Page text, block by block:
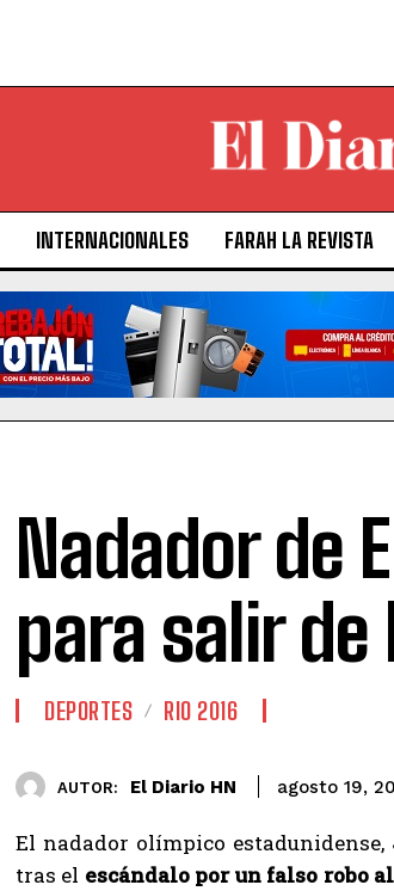
INTERNACIONALES FARAH LA REVISTA
Nadador de
para salir de
DEPORTES RIO 2016
AUTOR: El Diario HN agosto 19,
El nadador olímpico estadunidense,
tras el escándalo por un falso robo